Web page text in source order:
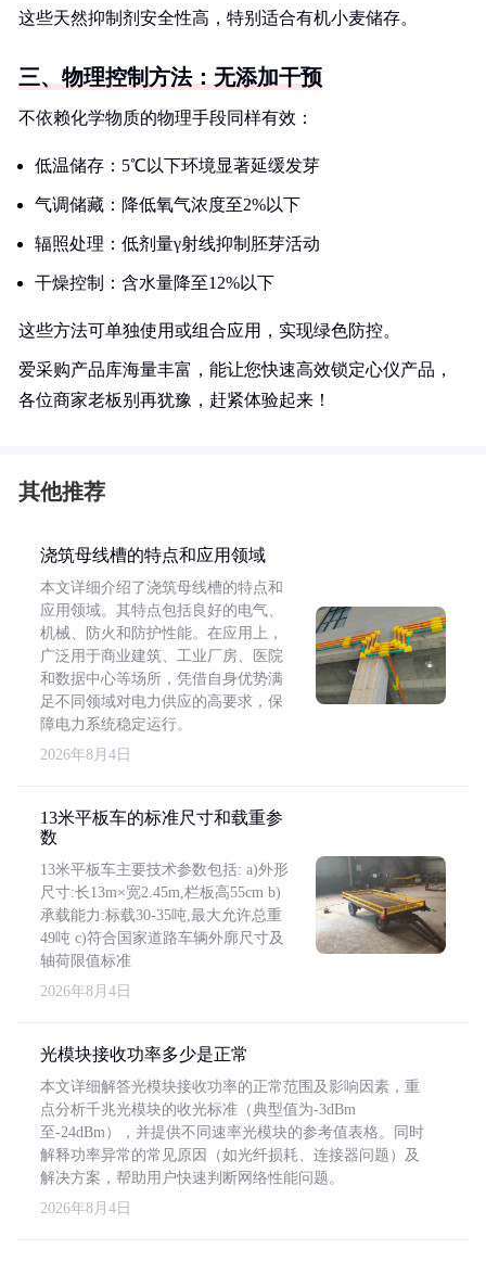
这些天然抑制剂安全性高，特别适合有机小麦储存。
三、物理控制方法：无添加干预
不依赖化学物质的物理手段同样有效：
低温储存：5℃以下环境显著延缓发芽
气调储藏：降低氧气浓度至2%以下
辐照处理：低剂量γ射线抑制胚芽活动
干燥控制：含水量降至12%以下
这些方法可单独使用或组合应用，实现绿色防控。
爱采购产品库海量丰富，能让您快速高效锁定心仪产品，
各位商家老板别再犹豫，赶紧体验起来！
其他推荐
浇筑母线槽的特点和应用领域
本文详细介绍了浇筑母线槽的特点和
应用领域。其特点包括良好的电气、
机械、防火和防护性能。在应用上，
广泛用于商业建筑、工业厂房、医院
和数据中心等场所，凭借自身优势满
足不同领域对电力供应的高要求，保
障电力系统稳定运行。
2026年8月4日
13米平板车的标准尺寸和载重参
数
13米平板车主要技术参数包括: a)外形
尺寸:长13m×宽2.45m,栏板高55cm b)
承载能力:标载30-35吨,最大允许总重
49吨 c)符合国家道路车辆外廓尺寸及
轴荷限值标准
2026年8月4日
光模块接收功率多少是正常
本文详细解答光模块接收功率的正常范围及影响因素，重
点分析千兆光模块的收光标准（典型值为-3dBm
至-24dBm），并提供不同速率光模块的参考值表格。同时
解释功率异常的常见原因（如光纤损耗、连接器问题）及
解决方案，帮助用户快速判断网络性能问题。
2026年8月4日